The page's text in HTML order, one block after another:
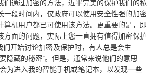
们通过加密的方法，近乎完美的保护我们的私
一段时间内，仅政府可以使用安全性强的加密
算机用户都已可使用该方法。更重要的是，即
方面的问题，实际上您一直拥有值得加密保护
开始讨论加密及保护时，有人总是会生
隐藏的秘密”。但是，通常来说他们的意思
为进入我的智能手机或笔记本，以发现一些